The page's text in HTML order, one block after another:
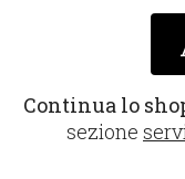
Continua lo
sezione